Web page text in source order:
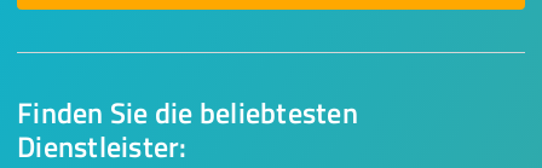
Finden Sie die beliebtesten
Dienstleister: